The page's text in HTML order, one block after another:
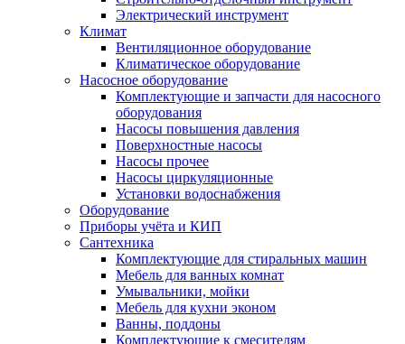
Электрический инструмент
Климат
Вентиляционное оборудование
Климатическое оборудование
Насосное оборудование
Комплектующие и запчасти для насосного
оборудования
Насосы повышения давления
Поверхностные насосы
Насосы прочее
Насосы циркуляционные
Установки водоснабжения
Оборудование
Приборы учёта и КИП
Сантехника
Комплектующие для стиральных машин
Мебель для ванных комнат
Умывальники, мойки
Мебель для кухни эконом
Ванны, поддоны
Комплектующие к смесителям